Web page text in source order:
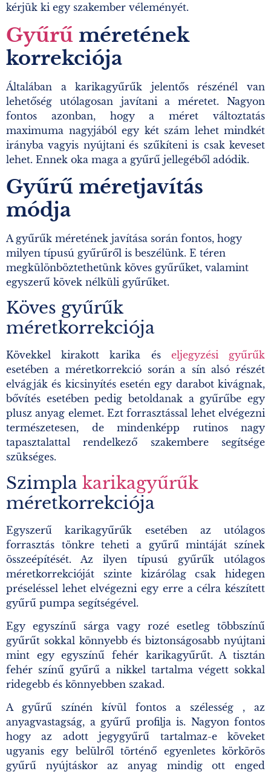
kérjük ki egy szakember véleményét.
Gyűrű méretének
korrekciója
Általában a karikagyűrűk jelentős részénél van
lehetőség utólagosan javítani a méretet. Nagyon
fontos azonban, hogy a méret változtatás
maximuma nagyjából egy két szám lehet mindkét
irányba vagyis nyújtani és szűkíteni is csak keveset
lehet. Ennek oka maga a gyűrű jellegéből adódik.
Gyűrű méretjavítás
módja
A gyűrűk méretének javítása során fontos, hogy
milyen típusú gyűrűről is beszélünk. E téren
megkülönböztethetünk köves gyűrűket, valamint
egyszerű kövek nélküli gyűrűket.
Köves gyűrűk
méretkorrekciója
Kövekkel kirakott karika és eljegyzési gyűrűk
esetében a méretkorrekció során a sín alsó részét
elvágják és kicsinyítés esetén egy darabot kivágnak,
bővítés esetében pedig betoldanak a gyűrűbe egy
plusz anyag elemet. Ezt forrasztással lehet elvégezni
természetesen, de mindenképp rutinos nagy
tapasztalattal rendelkező szakembere segítsége
szükséges.
Szimpla karikagyűrűk
méretkorrekciója
Egyszerű karikagyűrűk esetében az utólagos
forrasztás tönkre teheti a gyűrű mintáját színek
összeépítését. Az ilyen típusú gyűrűk utólagos
méretkorrekcióját szinte kizárólag csak hidegen
préseléssel lehet elvégezni egy erre a célra készített
gyűrű pumpa segítségével.
Egy egyszínű sárga vagy rozé esetleg többszínű
gyűrűt sokkal könnyebb és biztonságosabb nyújtani
mint egy egyszínű fehér karikagyűrűt. A tisztán
fehér színű gyűrű a nikkel tartalma végett sokkal
ridegebb és könnyebben szakad.
A gyűrű színén kívül fontos a szélesség , az
anyagvastagság, a gyűrű profilja is. Nagyon fontos
hogy az adott jegygyűrű tartalmaz-e köveket
ugyanis egy belülről történő egyenletes körkörös
gyűrű nyújtáskor az anyag mindig ott enged